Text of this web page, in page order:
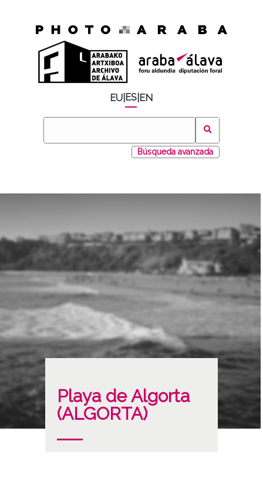
EU ES EN
Búsqueda avanzada
Playa de Algorta
(ALGORTA)